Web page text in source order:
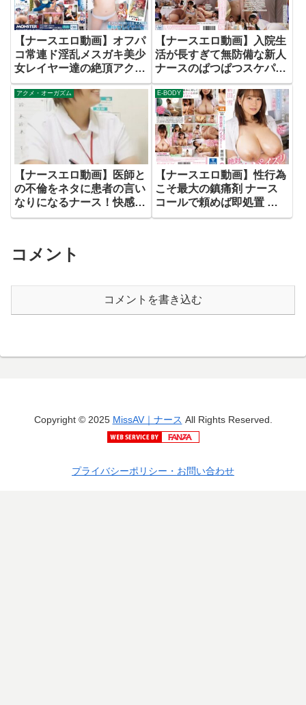
【ナースエロ動画】オフパ
コ常連ド淫乱メスガキ美少
女レイヤー達の絶頂アクメ
キメ込む人気Vtuber併せ
2.5次元セックス撮影
会！！
【ナースエロ動画】入院生
活が長すぎて無防備な新人
ナースのぱつぱつスケパン
尻で毎日勃起してしまう僕
11
アクメ・オーガズム
【ナースエロ動画】医師と
の不倫をネタに患者の言い
なりになるナース！快感に
は抗えず漏れ出る喘ぎ声！
E-BODY
【ナースエロ動画】性行為
こそ最大の鎮痛剤 ナース
コールで頼めば即処置 絶
対挟射！パイズリナース
コメント
コメントを書き込む
Copyright © 2025 MissAV｜ナース All Rights Reserved.
プライバシーポリシー・お問い合わせ